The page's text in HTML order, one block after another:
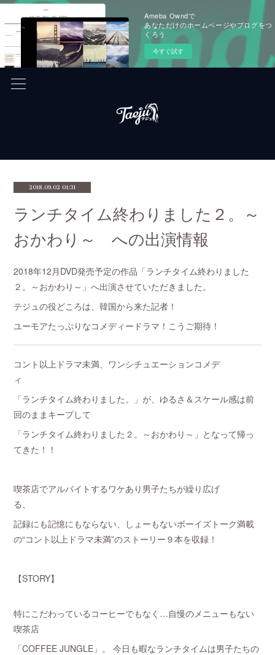
Ameba Owndで
あなただけのホームページやブログをつ
くろう
今すぐ試す
2018.09.02 01:31
ランチタイム終わりました２。～
おかわり～ への出演情報
2018年12月DVD発売予定の作品「ランチタイム終わりました
２。～おかわり～」へ出演させていただきました。
テジュの役どころは、韓国から来た記者！
ユーモアたっぷりなコメディードラマ！こうご期待！
コント以上ドラマ未満、ワンシチュエーションコメデ
ィ
「ランチタイム終わりました。」が、ゆるさ＆スケール感は前
回のままキープして
「ランチタイム終わりました２。～おかわり～」となって帰っ
てきた！！
喫茶店でアルバイトするワケあり男子たちが繰り広げ
る、
記録にも記憶にもならない、しょーもないボーイズトーク満載
の“コント以上ドラマ未満”のストーリー９本を収録！
【STORY】
特にこだわっているコーヒーでもなく…自慢のメニューもない
喫茶店
「COFFEE JUNGLE」。 今日も暇なランチタイムは男子たちの